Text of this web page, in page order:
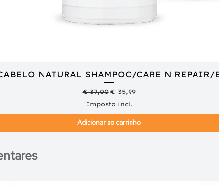
Visualização rápida
NATURAL SHAMPOO/CARE N REPAIR/
Preço normal
€ 37,00 Preço promocional
€ 35,99
Imposto incl.
Adicionar ao carrinho